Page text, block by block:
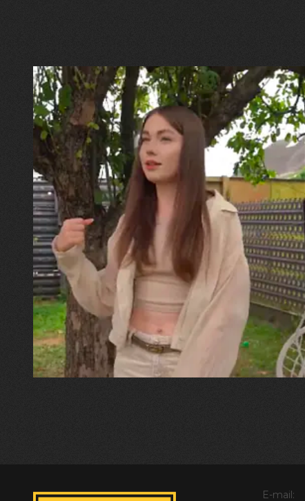
30.07.2026
Калина, Дарина та Віра Папроцькі
"Хвиля була, як від моря,
прозора і велика… Я ледве
встигла схопити племінницю"
E-mail: